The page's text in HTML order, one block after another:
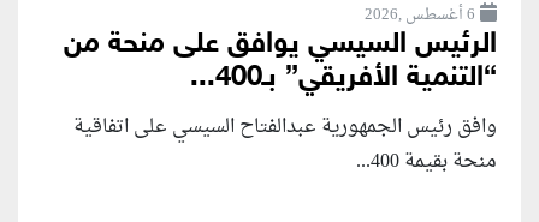
6 أغسطس ,2026
الرئيس السيسي يوافق على منحة من
“التنمية الأفريقي” بـ400...
وافق رئيس الجمهورية عبدالفتاح السيسي على اتفاقية
منحة بقيمة 400...